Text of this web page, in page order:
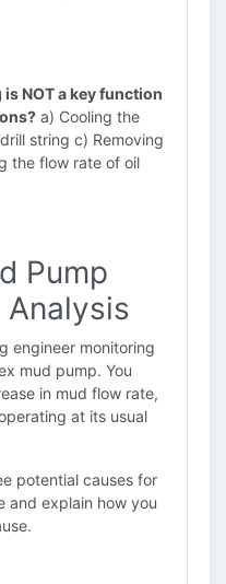
NOT a key function
a) Cooling the
string c) Removing
the flow rate of oil
Pump
Analysis
engineer monitoring
mud pump. You
in mud flow rate,
at its usual
potential causes for
and explain how you